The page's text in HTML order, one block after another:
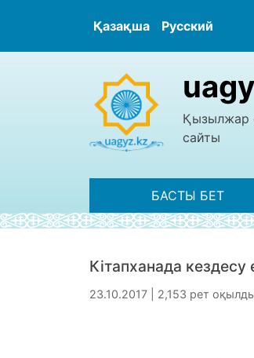
Қазақша Русский
Қызылжар
сайты
БАСТЫ БЕТ
Кітапханада кездесу
23.10.2017 | 2,153 рет